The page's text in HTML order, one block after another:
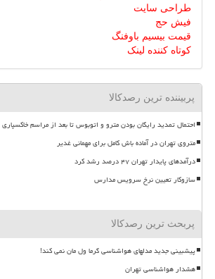
طراحی سایت
فیش حج
قیمت بیسیم باوفنگ
کوتاه کننده لینک
پربیننده ترین رصدکالا
احتمال تمدید رایگان بودن مترو و اتوبوس تا بعد از مراسم
متروی تهران در آماده باش کامل برای مهمانی غدیر
درآمدهای پایدار تهران ۴۷ درصد رشد کرد
سازوکار تعیین نرخ سرویس مدارس
پربحث ترین رصدکالا
پیشبینی جدید مدلهای هواشناسی گرما ول مان نمی کند!
هشدار هواشناسی تهران